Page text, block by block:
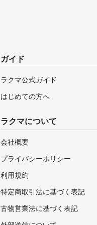
ガイド
ラクマ公式ガイド
はじめての方へ
ラクマについて
会社概要
プライバシーポリシー
利用規約
特定商取引法に基づく表記
古物営業法に基づく表記